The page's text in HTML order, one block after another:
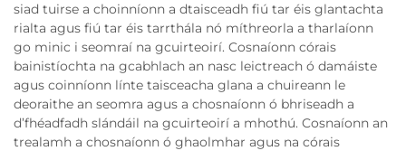
siad tuirse a choinníonn a dtaisceadh fiú tar éis glantachta
rialta agus fiú tar éis tarrthála nó míthreorla a tharlaíonn
go minic i seomraí na gcuirteoirí. Cosnaíonn córais
bainistíochta na gcabhlach an nasc leictreach ó damáiste
agus coinníonn línte taisceacha glana a chuireann le
deoraithe an seomra agus a chosnaíonn ó bhriseadh a
d’fhéadfadh slándáil na gcuirteoirí a mhothú. Cosnaíonn an
trealamh a chosnaíonn ó ghaolmhar agus na córais